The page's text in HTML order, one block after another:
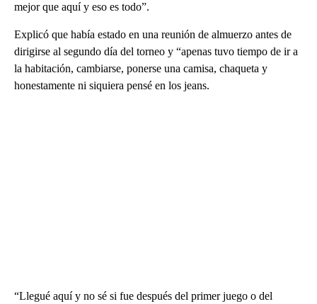
mejor que aquí y eso es todo”.
Explicó que había estado en una reunión de almuerzo antes de
dirigirse al segundo día del torneo y “apenas tuvo tiempo de ir a
la habitación, cambiarse, ponerse una camisa, chaqueta y
honestamente ni siquiera pensé en los jeans.
“Llegué aquí y no sé si fue después del primer juego o del